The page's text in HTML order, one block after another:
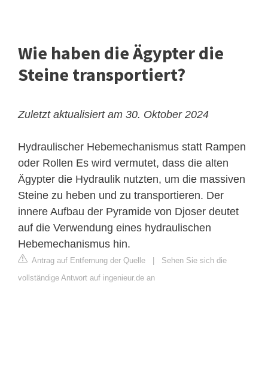
Wie haben die Ägypter die
Steine transportiert?
Zuletzt aktualisiert am 30. Oktober 2024
Hydraulischer Hebemechanismus statt Rampen
oder Rollen Es wird vermutet, dass die alten
Ägypter die Hydraulik nutzten, um die massiven
Steine zu heben und zu transportieren. Der
innere Aufbau der Pyramide von Djoser deutet
auf die Verwendung eines hydraulischen
Hebemechanismus hin.
Antrag auf Entfernung der Quelle
Sehen Sie sich die
vollständige Antwort auf ingenieur.de an